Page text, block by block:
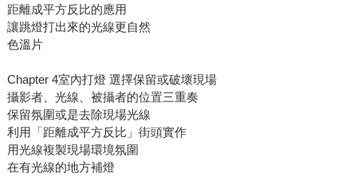
距離成平方反比的應用
讓跳燈打出來的光線更自然
色溫片
Chapter 4室內打燈 選擇保留或破壞現場
攝影者、光線、被攝者的位置三重奏
保留氛圍或是去除現場光線
利用「距離成平方反比」街頭實作
用光線複製現場環境氛圍
在有光線的地方補燈